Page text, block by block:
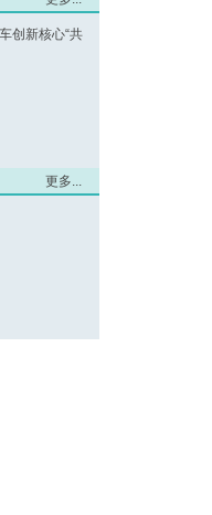
创新核心“共
更多...